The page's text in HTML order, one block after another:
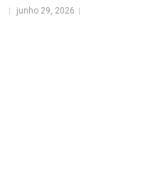
junho 29, 2026